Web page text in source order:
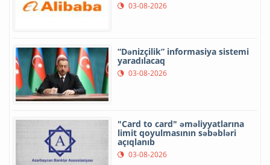
03-08-2026
“Dənizçilik” informasiya sistemi
yaradılacaq
03-08-2026
"Card to card" əməliyyatlarına
limit qoyulmasının səbəbləri
açıqlanıb
03-08-2026